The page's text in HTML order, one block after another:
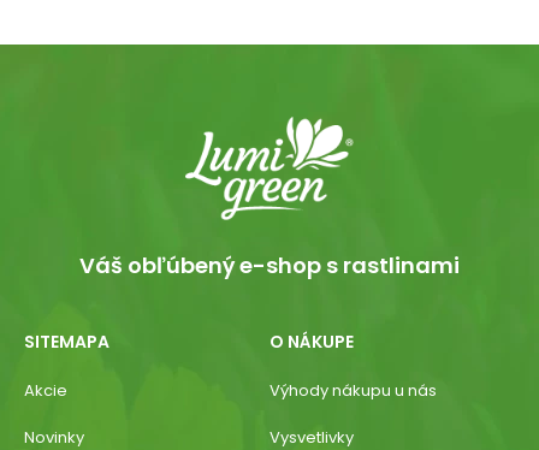
Váš obľúbený e-shop s rastlinami
SITEMAPA
Akcie
Novinky
O NÁKUPE
Výhody nákupu u nás
Vysvetlivky